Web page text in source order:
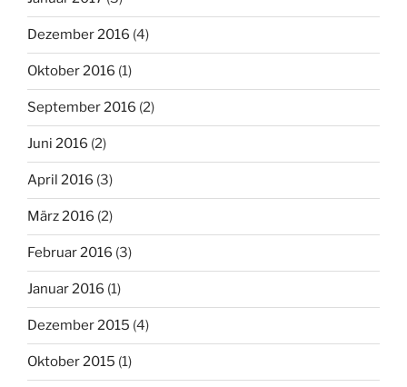
Dezember 2016 (4)
Oktober 2016 (1)
September 2016 (2)
Juni 2016 (2)
April 2016 (3)
März 2016 (2)
Februar 2016 (3)
Januar 2016 (1)
Dezember 2015 (4)
Oktober 2015 (1)